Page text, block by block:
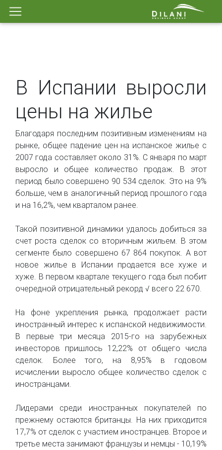
В Испании выросли
цены на жилье
Благодаря последним позитивным изменениям на
рынке, общее падение цен на испанское жилье с
2007 года составляет около 31%. С января по март
выросло и общее количество продаж. В этот
период было совершено 90 534 сделок. Это на 9%
больше, чем в аналогичный период прошлого года
и на 16,2%, чем кварталом ранее.
Такой позитивной динамики удалось добиться за
счет роста сделок со вторичным жильем. В этом
сегменте было совершено 67 864 покупок. А вот
новое жилье в Испании продается все хуже и
хуже. В первом квартале текущего года был побит
очередной отрицательный рекорд √ всего 22 670.
На фоне укрепления рынка, продолжает расти
иностранный интерес к испанской недвижимости.
В первые три месяца 2015-го на зарубежных
инвесторов пришлось 12,22% от общего числа
сделок. Более того, на 8,95% в годовом
исчислении выросло общее количество сделок с
иностранцами.
Лидерами среди иностранных покупателей по
прежнему остаются британцы. На них приходится
17,7% от сделок с участием иностранцев. Второе и
третье места занимают французы и немцы - 10,19%